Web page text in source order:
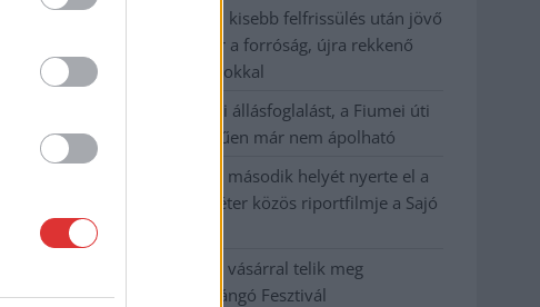
Nem biztató: a hétvégi kisebb felfrissülés után jövő
héten megint visszatér a forróság, újra rekkenő
hőség jön, akár 38 fokokkal
Közzétették a szakértői állásfoglalást, a Fiumei úti
fák többsége szakszerűen már nem ápolható
A MÚOSZ sajtódíjának második helyét nyerte el a
Borsod24 és a Paraméter közös riportfilmje a Sajó
szennyezéséről
Tánccal, zeneszóval és vásárral telik meg
Jászberény, indul a Csángó Fesztivál